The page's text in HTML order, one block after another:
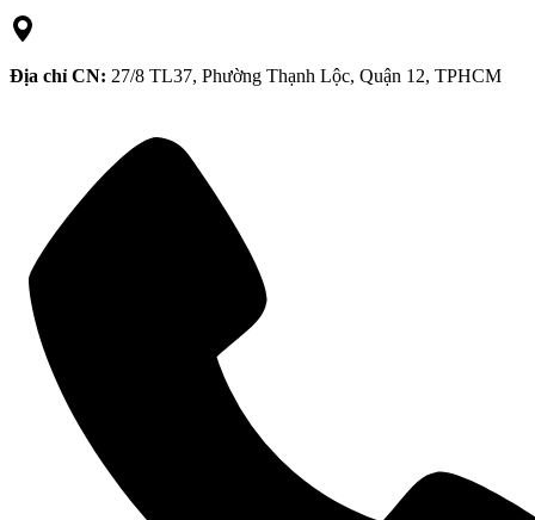
Địa chỉ CN: 27/8 TL37, Phường Thạnh Lộc, Quận 12, TPHCM